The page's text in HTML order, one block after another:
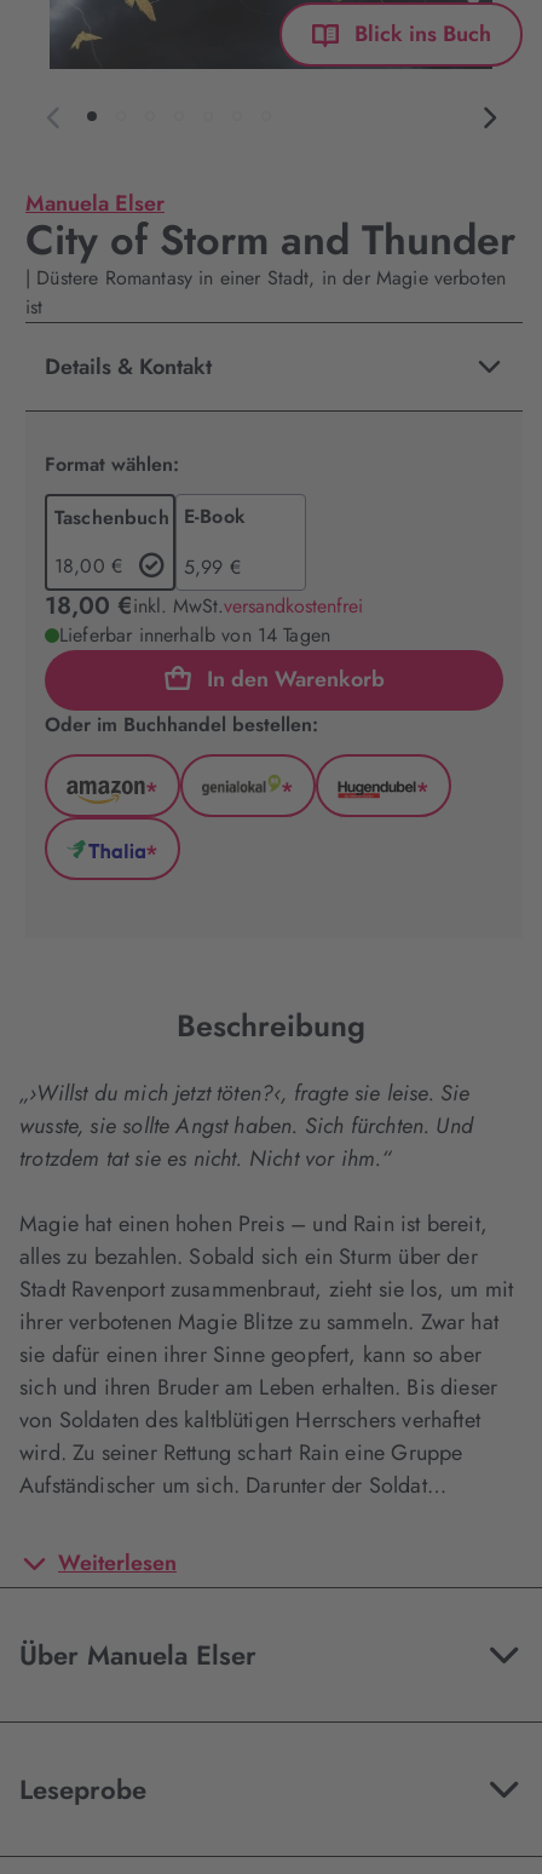
Blick ins Buch
Manuela Elser
City of Storm and Thunder
| Düstere Romantasy in einer Stadt, in der Magie verboten
ist
Details & Kontakt
Format wählen:
Taschenbuch
18,00 €
E-Book
5,99 €
18,00 €inkl. MwSt.versandkostenfrei
Lieferbar innerhalb von 14 Tagen
In den Warenkorb
Oder im Buchhandel bestellen:
Amazon
(wird
in
neuem
*
GenialLokal
*
Hugendubel
*
Thalia
*
Beschreibung
„›Willst du mich jetzt töten?‹, fragte sie leise. Sie
wusste, sie sollte Angst haben. Sich fürchten. Und
trotzdem tat sie es nicht. Nicht vor ihm.“
Magie hat einen hohen Preis – und Rain ist bereit,
alles zu bezahlen. Sobald sich ein Sturm über der
Stadt Ravenport zusammenbraut, zieht sie los, um mit
ihrer verbotenen Magie Blitze zu sammeln. Zwar hat
sie dafür einen ihrer Sinne geopfert, kann so aber
sich und ihren Bruder am Leben erhalten. Bis dieser
von Soldaten des kaltblütigen Herrschers verhaftet
wird. Zu seiner Rettung schart Rain eine Gruppe
Aufständischer um sich. Darunter der Soldat…
Weiterlesen
Über Manuela Elser
Leseprobe